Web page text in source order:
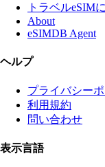
トラベルeSIM
About
eSIMDB Agent
ヘルプ
プライバシー
利用規約
問い合わせ
表示言語